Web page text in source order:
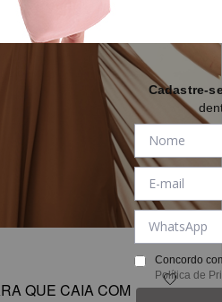
QUE CAIA COM
Cadastre-
Concordo
Política de